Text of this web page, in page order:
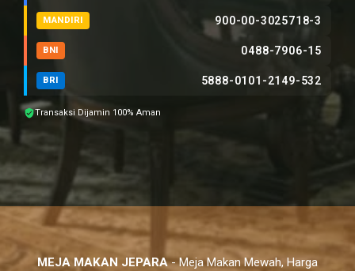
MANDIRI 900-00-3025718-3
BNI 0488-7906-15
BRI 5888-0101-2149-532
Transaksi Dijamin 100% Aman
MEJA MAKAN JEPARA- Meja Makan Mewah, Harga